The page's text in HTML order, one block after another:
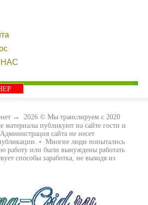
→ 2026 © Мы транслируем с 2020
публикуют на сайте гости и
сайта не несет
• Многие люди попытались
работу или были вынуждены работать
способы заработка, не выходя из
от вас, чем вы хотите заняться и, что
Наш сайт собирает для вас всю